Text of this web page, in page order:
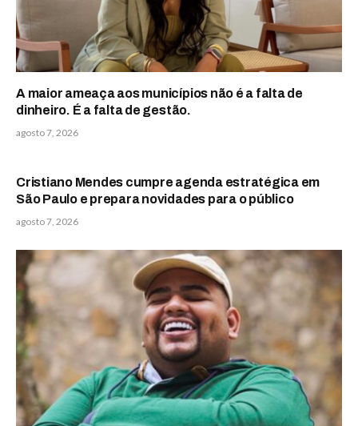
A maior ameaça aos municípios não é a falta de
dinheiro. É a falta de gestão.
agosto 7, 2026
Cristiano Mendes cumpre agenda estratégica em
São Paulo e prepara novidades para o público
agosto 7, 2026